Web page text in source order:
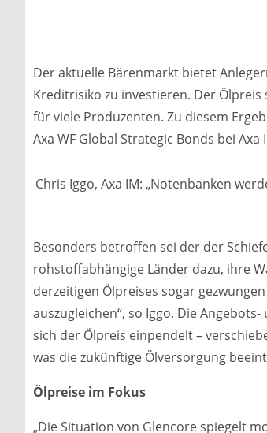
Der aktuelle Bärenmarkt bietet
Kreditrisiko zu investieren. Der
für viele Produzenten. Zu diesem
Axa WF Global Strategic Bonds bei
Chris Iggo, Axa IM: „Notenbanken
Besonders betroffen sei der der
rohstoffabhängige Länder dazu, ihre
derzeitigen Ölpreises sogar
auszugleichen“, so Iggo. Die
sich der Ölpreis einpendelt –
was die zukünftige Ölversorgung
Ölpreise im Fokus
„Die Situation von Glencore spiegelt